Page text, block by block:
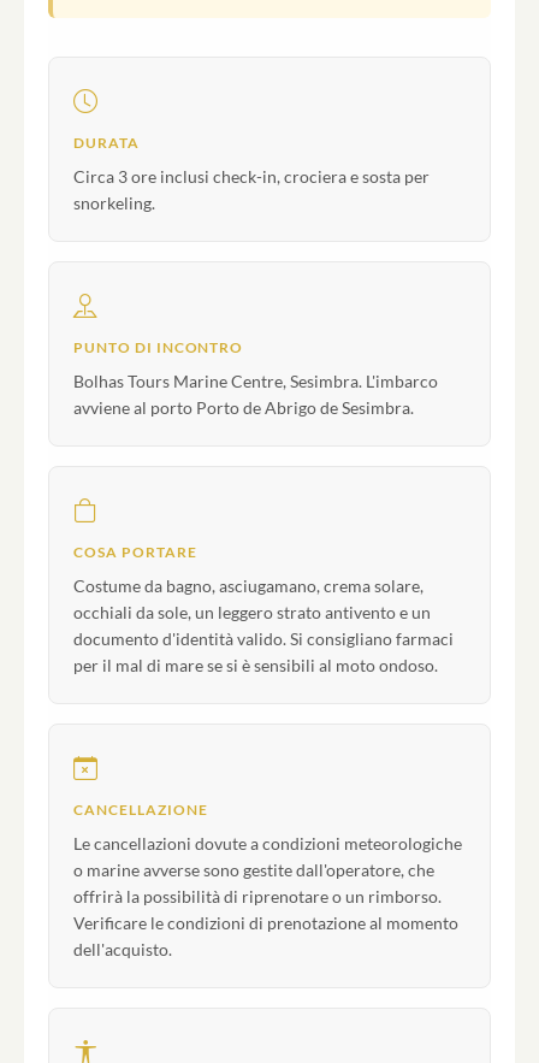
DURATA
Circa 3 ore inclusi check-in, crociera e sosta per
snorkeling.
PUNTO DI INCONTRO
Bolhas Tours Marine Centre, Sesimbra. L'imbarco
avviene al porto Porto de Abrigo de Sesimbra.
COSA PORTARE
Costume da bagno, asciugamano, crema solare,
occhiali da sole, un leggero strato antivento e un
documento d'identità valido. Si consigliano farmaci
per il mal di mare se si è sensibili al moto ondoso.
CANCELLAZIONE
Le cancellazioni dovute a condizioni meteorologiche
o marine avverse sono gestite dall'operatore, che
offrirà la possibilità di riprenotare o un rimborso.
Verificare le condizioni di prenotazione al momento
dell'acquisto.